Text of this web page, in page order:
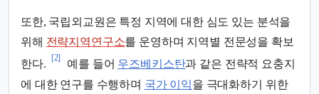
또한, 국립외교원은 특정 지역에 대한 심도 있는 분석을
위해 전략지역연구소를 운영하며 지역별 전문성을 확보
한다.
[2]
예를 들어 우즈베키스탄과 같은 전략적 요충지
에 대한 연구를 수행하며 국가 이익을 극대화하기 위한